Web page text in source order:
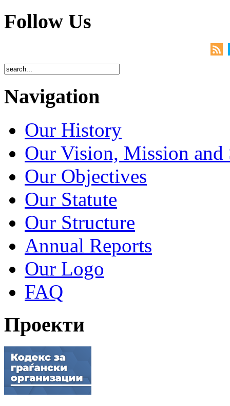
Follow Us
Navigation
Our History
Our Vision, Mission and
Our Objectives
Our Statute
Our Structure
Annual Reports
Our Logo
FAQ
Проекти